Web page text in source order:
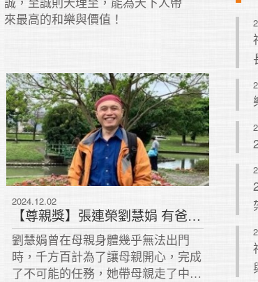
誠，至誠則天理至，能為天下人帶
來最高的和樂與價值！
2024.12.02
【尊親獎】張連榮劉慧娟 有爸順心
劉慧娟曾在母親身體幾乎無法出門
時，千方百計為了讓母親開心，完成
了不可能的任務，她帶母親走了中